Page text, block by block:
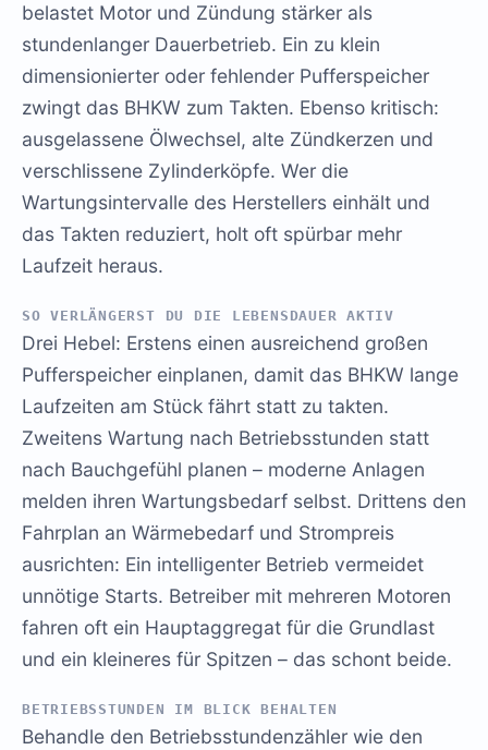
belastet Motor und Zündung stärker als
stundenlanger Dauerbetrieb. Ein zu klein
dimensionierter oder fehlender Pufferspeicher
zwingt das BHKW zum Takten. Ebenso kritisch:
ausgelassene Ölwechsel, alte Zündkerzen und
verschlissene Zylinderköpfe. Wer die
Wartungsintervalle des Herstellers einhält und
das Takten reduziert, holt oft spürbar mehr
Laufzeit heraus.
SO VERLÄNGERST DU DIE LEBENSDAUER AKTIV
Drei Hebel: Erstens einen ausreichend großen
Pufferspeicher einplanen, damit das BHKW lange
Laufzeiten am Stück fährt statt zu takten.
Zweitens Wartung nach Betriebsstunden statt
nach Bauchgefühl planen – moderne Anlagen
melden ihren Wartungsbedarf selbst. Drittens den
Fahrplan an Wärmebedarf und Strompreis
ausrichten: Ein intelligenter Betrieb vermeidet
unnötige Starts. Betreiber mit mehreren Motoren
fahren oft ein Hauptaggregat für die Grundlast
und ein kleineres für Spitzen – das schont beide.
BETRIEBSSTUNDEN IM BLICK BEHALTEN
Behandle den Betriebsstundenzähler wie den